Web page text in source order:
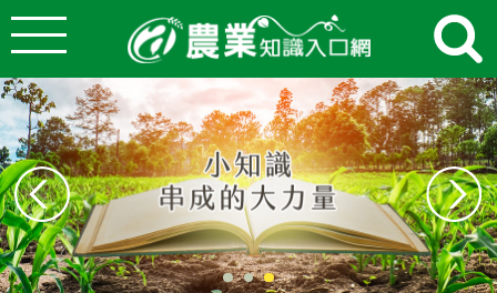
跳到主要內容
農業知識入口網